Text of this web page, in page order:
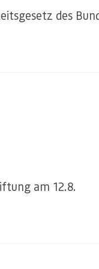
des
am 12.8.